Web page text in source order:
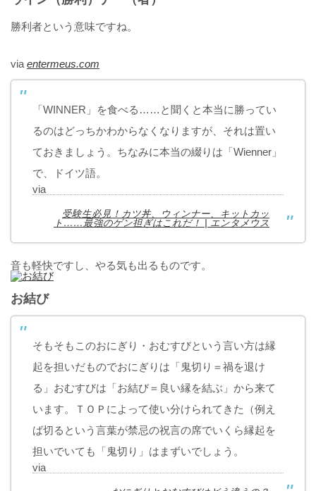
勝利者という意味ですね。
via entermeus.com
「WINNER」を食べる……と聞くと本当に勝ってい
るのはどっちかわからなくなりますが、それは置い
ておきましょう。ちなみに本当の綴りは「Wienner」
で、ドイツ語。
via
受験生必見！カツ丼、ウィンナー、キットカッ
ト……最強のゲン担ぎはこれだ！ | エンタメウス
音も軽快ですし、やる気も出るものです。
お結び
そもそもこのおにぎり・おむすびという言い方は縁
起を担いだものでおにぎりは「鬼切り＝禍を退け
る」おむすびは「お結び＝良い縁を結ぶ」から来て
います。ＴＯＰによって使い分けられてきた（例え
ば切るという言葉が禁忌の祝言の席でいくら縁起を
担いでいても「鬼切り」はまずいでしょう。
via